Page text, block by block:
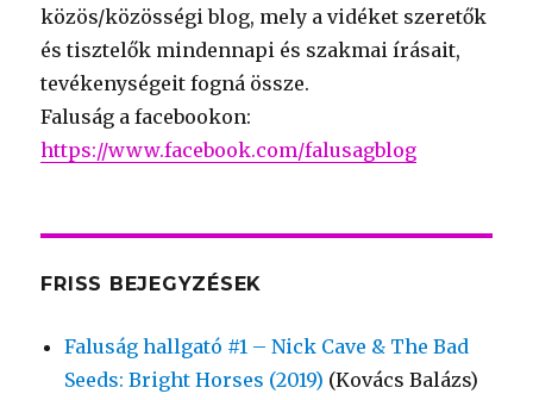
közös/közösségi blog, mely a vidéket szeretők
és tisztelők mindennapi és szakmai írásait,
tevékenységeit fogná össze.
Faluság a facebookon:
https://www.facebook.com/falusagblog
FRISS BEJEGYZÉSEK
Faluság hallgató #1 – Nick Cave & The Bad
Seeds: Bright Horses (2019) (Kovács Balázs)